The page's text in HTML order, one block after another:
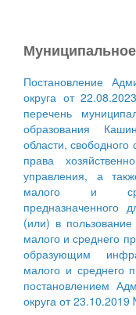
Постановление
округа от
перечень
образования
области,
права
управления, а
малого и
предназначенного
(или) в
малого и среднего
образующим
малого и среднего
постановлением
округа от